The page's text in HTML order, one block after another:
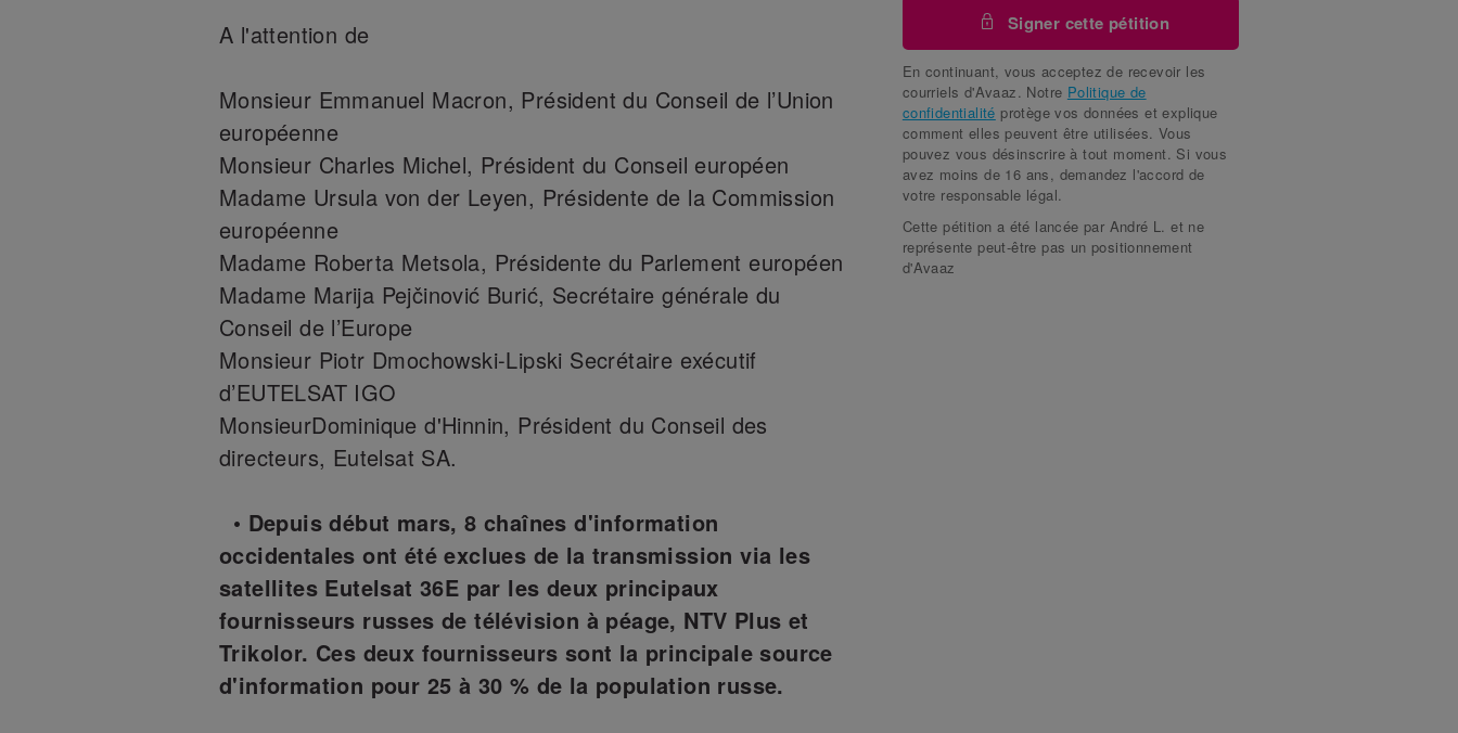
Artur M.
Jury K. a signé il y a plus d'un mois
Florian S. a signé il y a plus d'un mois
Kristaps M. a signé il y a plus d'un mois
Alex N. a signé il y a plus d'un mois
Yury S. a signé il y a plus d'un mois
Derek P.
Signer cette pétition
En continuant, vous acceptez de recevoir les
courriels d'Avaaz. Notre Politique de
confidentialité protège vos données et explique
comment elles peuvent être utilisées. Vous
pouvez vous désinscrire à tout moment. Si vous
avez moins de 16 ans, demandez l'accord de
votre responsable légal.
Cette pétition a été lancée par André L. et ne
représente peut-être pas un positionnement
d'Avaaz
A l'attention de
Monsieur Emmanuel Macron, Président du Conseil de l’Union
européenne
Monsieur Charles Michel, Président du Conseil européen
Madame Ursula von der Leyen, Présidente de la Commission
européenne
Madame Roberta Metsola, Présidente du Parlement européen
Madame Marija Pejčinović Burić, Secrétaire générale du
Conseil de l’Europe
Monsieur Piotr Dmochowski-Lipski Secrétaire exécutif
d’EUTELSAT IGO
MonsieurDominique d'Hinnin, Président du Conseil des
directeurs, Eutelsat SA.
• Depuis début mars, 8 chaînes d'information
occidentales ont été exclues de la transmission via les
satellites Eutelsat 36E par les deux principaux
fournisseurs russes de télévision à péage, NTV Plus et
Trikolor. Ces deux fournisseurs sont la principale source
d'information pour 25 à 30 % de la population russe.